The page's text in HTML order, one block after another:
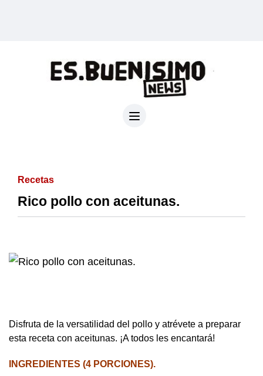
Recetas
Rico pollo con aceitunas.
Disfruta de la versatilidad del pollo y atrévete a preparar
esta receta con aceitunas. ¡A todos les encantará!
INGREDIENTES (4 PORCIONES).